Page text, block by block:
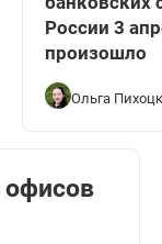
России 3
произошло
Ольга
офисов